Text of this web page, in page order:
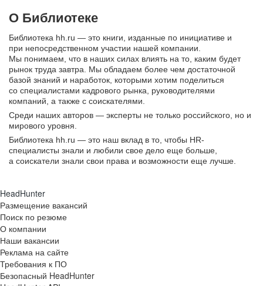
О Библиотеке
Библиотека hh.ru — это книги, изданные по инициативе и
при непосредственном участии нашей компании.
Мы понимаем, что в наших силах влиять на то, каким будет
рынок труда завтра. Мы обладаем более чем достаточной
базой знаний и наработок, которыми хотим поделиться
со специалистами кадрового рынка, руководителями
компаний, а также с соискателями.
Среди наших авторов — эксперты не только российского, но и
мирового уровня.
Библиотека hh.ru — это наш вклад в то, чтобы HR-
специалисты знали и любили свое дело еще больше,
а соискатели знали свои права и возможности еще лучше.
HeadHunter
Размещение вакансий
Поиск по резюме
О компании
Наши вакансии
Реклама на сайте
Требования к ПО
Безопасный HeadHunter